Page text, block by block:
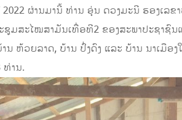
2022 ຜ່ານ​ມາ​ນີ້ ທ່ານ ອຸ່ນ ດວງ​ມະ​ນີ ຮອງ​ເລ​ຂ
ຊູມ​ສະ​ໄໝ​ສາ​ມັນ​​ເທື່ອ​ທີ2 ຂອງ​ສະ​ພາ​ປະ​ຊາ​ຊົ
ນ ຫ້ວຍ​ລາດ, ບ້ານ ປົ່ງ​ດົງ ແລະ ບ້ານ ນາ​ເມື
ທ່ານ.